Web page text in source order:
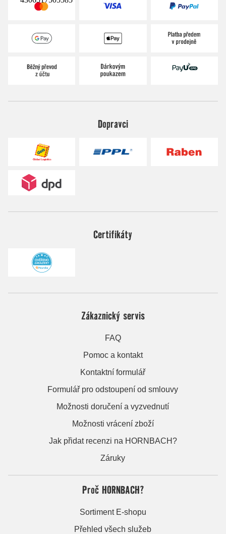
Dopravci
Certifikáty
Zákaznický servis
FAQ
Pomoc a kontakt
Kontaktní formulář
Formulář pro odstoupení od smlouvy
Možnosti doručení a vyzvednutí
Možnosti vrácení zboží
Jak přidat recenzi na HORNBACH?
Záruky
Proč HORNBACH?
Sortiment E-shopu
Přehled všech služeb